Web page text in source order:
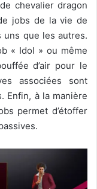
chevalier dragon
jobs de la vie de
que les autres.
« Idol » ou même
d’air pour le
associées sont
Enfin, à la manière
permet d’étoffer